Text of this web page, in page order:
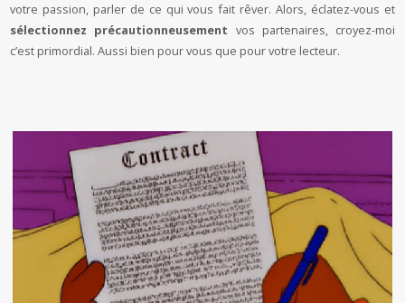
votre passion, parler de ce qui vous fait rêver. Alors, éclatez-vous et
sélectionnez précautionneusement vos partenaires, croyez-moi
c’est primordial. Aussi bien pour vous que pour votre lecteur.